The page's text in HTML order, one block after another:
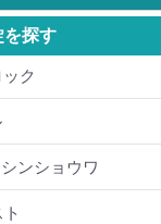
を探す
ック
ック・カムロック
バー
ーズ)
シンショウワ